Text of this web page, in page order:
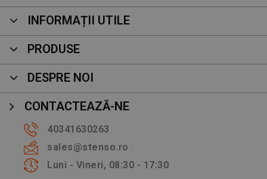
INFORMAȚII UTILE
PRODUSE
DESPRE NOI
CONTACTEAZĂ-NE
40341630263
sales@stenso.ro
Luni - Vineri, 08:30 - 17:30